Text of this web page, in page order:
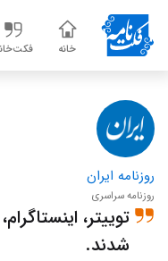
خانه
روزنامه ایران
روزنامه سراسری
توییتر،
شدند.